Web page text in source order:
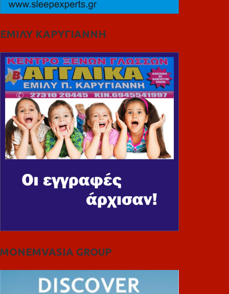
ΕΜΙΛΥ ΚΑΡΥΓΙΑΝΝΗ
MONEMVASIA GROUP